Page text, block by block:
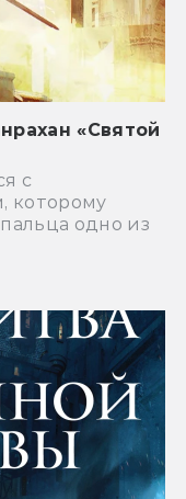
«Святой
с
которому
одно из